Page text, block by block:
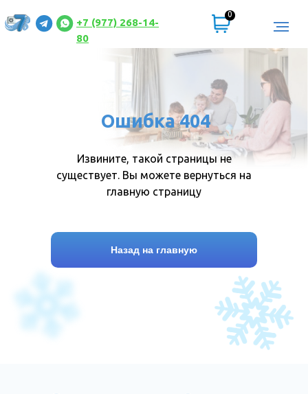
+7 (977) 268-14-
80
0
Ошибка 404
Извините, такой страницы не
существует. Вы можете вернуться на
главную страницу
Назад на главную